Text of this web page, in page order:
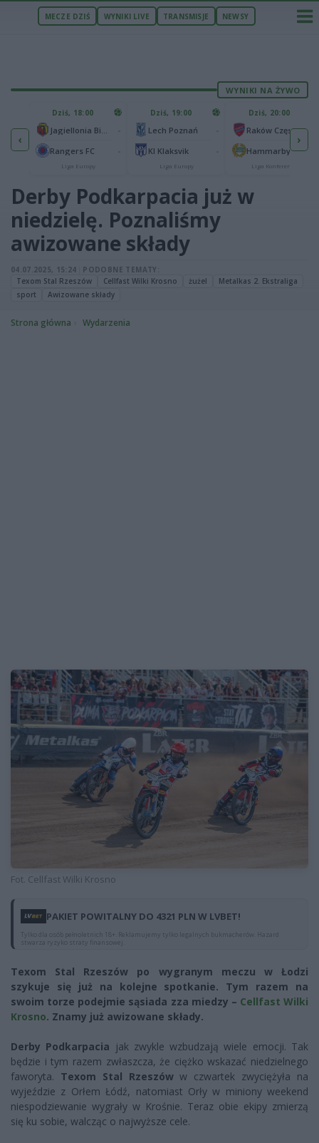
MECZE DZIŚ WYNIKI LIVE TRANSMISJE NEWSY
WYNIKI NA ŻYWO
‹
1
0
Dziś, 18:00
Rangers FC
Liga Europy
Dziś, 19:00
Lech Poznań
KI Klaksvik
Liga Europy
Dziś, 20:00
Raków Częstochowa
Hammarby IF
Liga Konferencji
›
Derby Podkarpacia już w
niedzielę. Poznaliśmy
awizowane składy
04.07.2025, 15:24
PODOBNE TEMATY:
Texom Stal Rzeszów
Cellfast Wilki Krosno żużel
Metalkas 2. Ekstraliga
sport
Awizowane składy
Strona główna Wydarzenia
Fot. Cellfast Wilki Krosno
PAKIET POWITALNY DO 4321 PLN W LVBET!
Tylko dla osób pełnoletnich 18+. Reklamujemy tylko legalnych bukmacherów. Hazard
stwarza ryzyko straty finansowej.
Texom Stal Rzeszów po wygranym meczu w Łodzi
szykuje się już na kolejne spotkanie. Tym razem na
swoim torze podejmie sąsiada zza miedzy – Cellfast Wilki
Krosno. Znamy już awizowane składy.
Derby Podkarpacia jak zwykle wzbudzają wiele emocji. Tak
będzie i tym razem zwłaszcza, że ciężko wskazać niedzielnego
faworyta. Texom Stal Rzeszóww czwartek zwyciężyła na
wyjeździe z Orłem Łódź, natomiast Orły w miniony weekend
niespodziewanie wygrały w Krośnie. Teraz obie ekipy zmierzą
się ku sobie, walcząc o najwyższe cele.